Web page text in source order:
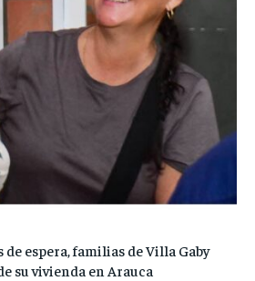
de espera, familias de Villa Gaby
su vivienda en Arauca